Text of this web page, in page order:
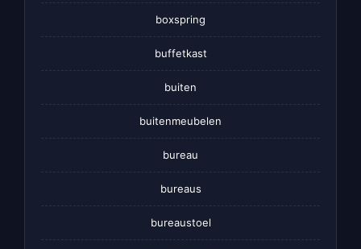
boxspring
buffetkast
buiten
buitenmeubelen
bureau
bureaus
bureaustoel